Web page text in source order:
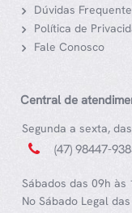
Dúvidas
Política de
Fale Conosco
Central de
Segunda a sexta,
(47) 98447-
Sábados das 09h às
No Sábado Legal